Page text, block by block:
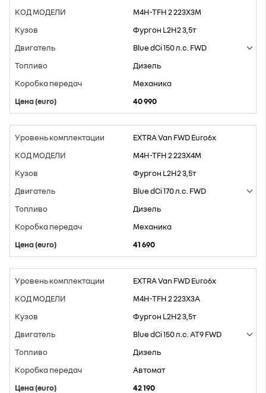
M4H-TFH 2 223X3M
Фургон L2H2 3,5т
Blue dCi 150 л.с. FWD
Дизель
Mеханика
40 990
EXTRA Van FWD Euro6x
M4H-TFH 2 223X4M
Фургон L2H2 3,5т
Blue dCi 170 л.с. FWD
Дизель
Mеханика
41 690
EXTRA Van FWD Euro6x
M4H-TFH 2 223X3A
Фургон L2H2 3,5т
Blue dCi 150 л.с. AT9 FWD
Дизель
Aвтомат
42 190